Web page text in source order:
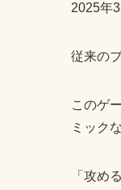
2025年
従来の
このゲ
ミック
「攻め